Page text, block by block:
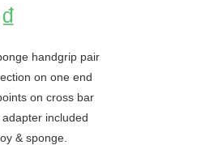
₫
handgrip pair
on one end
on cross bar
included
& sponge.